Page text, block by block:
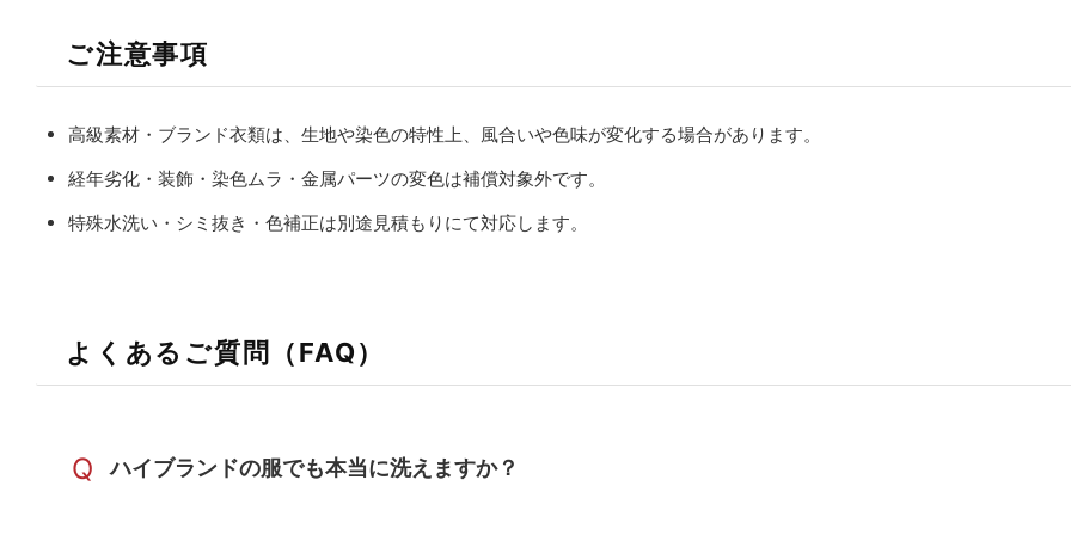
ご注意事項
高級素材・ブランド衣類は、生地や染色の特性上、風合いや色味が変化する場合があります。
経年劣化・装飾・染色ムラ・金属パーツの変色は補償対象外です。
特殊水洗い・シミ抜き・色補正は別途見積もりにて対応します。
よくあるご質問（FAQ）
Q ハイブランドの服でも本当に洗えますか？